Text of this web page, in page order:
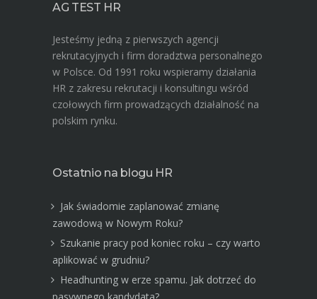
AG TEST HR
Jesteśmy jedną z pierwszych agencji
rekrutacyjnych i firm doradztwa personalnego
w Polsce. Od 1991 roku wspieramy działania
HR z zakresu rekrutacji i konsultingu wśród
czołowych firm prowadzących działalność na
polskim rynku.
Ostatnio na blogu HR
Jak świadomie zaplanować zmianę
zawodową w Nowym Roku?
Szukanie pracy pod koniec roku – czy warto
aplikować w grudniu?
Headhunting w erze spamu. Jak dotrzeć do